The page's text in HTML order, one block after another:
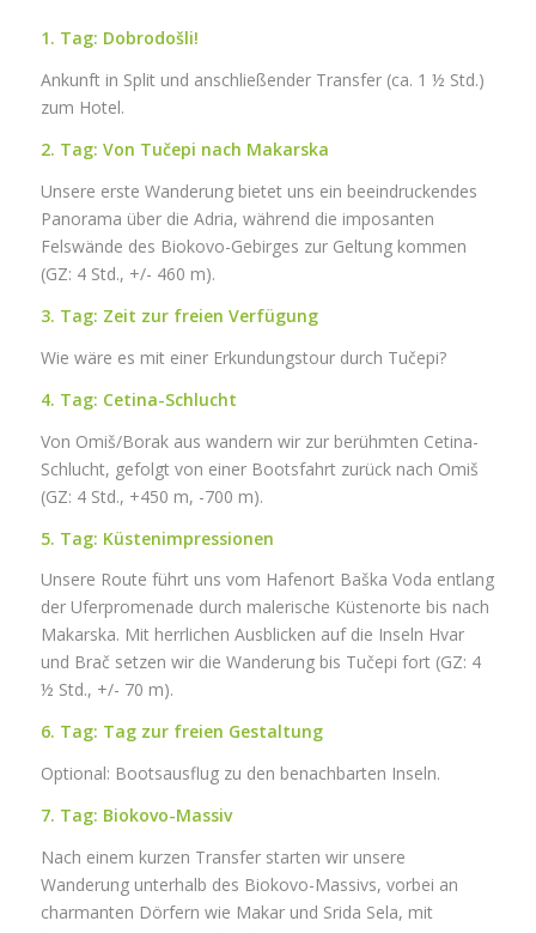
1. Tag: Dobrodošli!
Ankunft in Split und anschließender Transfer (ca. 1 ½ Std.)
zum Hotel.
2. Tag: Von Tučepi nach Makarska
Unsere erste Wanderung bietet uns ein beeindruckendes
Panorama über die Adria, während die imposanten
Felswände des Biokovo-Gebirges zur Geltung kommen
(GZ: 4 Std., +/- 460 m).
3. Tag: Zeit zur freien Verfügung
Wie wäre es mit einer Erkundungstour durch Tučepi?
4. Tag: Cetina-Schlucht
Von Omiš/Borak aus wandern wir zur berühmten Cetina-
Schlucht, gefolgt von einer Bootsfahrt zurück nach Omiš
(GZ: 4 Std., +450 m, -700 m).
5. Tag: Küstenimpressionen
Unsere Route führt uns vom Hafenort Baška Voda entlang
der Uferpromenade durch malerische Küstenorte bis nach
Makarska. Mit herrlichen Ausblicken auf die Inseln Hvar
und Brač setzen wir die Wanderung bis Tučepi fort (GZ: 4
½ Std., +/- 70 m).
6. Tag: Tag zur freien Gestaltung
Optional: Bootsausflug zu den benachbarten Inseln.
7. Tag: Biokovo-Massiv
Nach einem kurzen Transfer starten wir unsere
Wanderung unterhalb des Biokovo-Massivs, vorbei an
charmanten Dörfern wie Makar und Srida Sela, mit